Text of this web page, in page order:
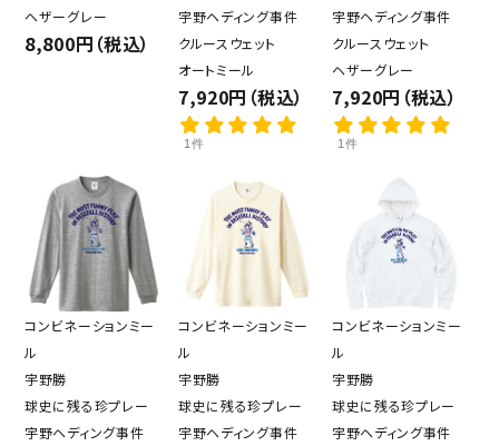
ヘザーグレー
8,800円（税込）
宇野ヘディング事件
クルースウェット
オートミール
7,920円（税込）
1件
宇野ヘディング事件
クルースウェット
ヘザーグレー
7,920円（税込）
1件
コンビネーションミー
ル
宇野勝
球史に残る珍プレー
宇野ヘディング事件
コンビネーションミー
ル
宇野勝
球史に残る珍プレー
宇野ヘディング事件
コンビネーションミー
ル
宇野勝
球史に残る珍プレー
宇野ヘディング事件